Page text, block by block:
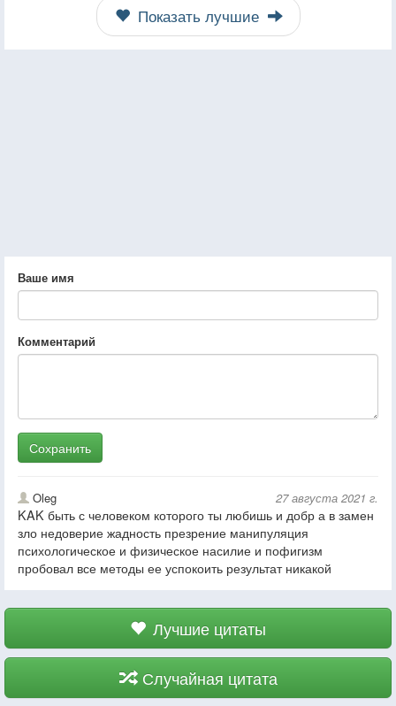
Показать лучшие
Ваше имя
Комментарий
Сохранить
Oleg 27 августа 2021 г.
KAK быть с человеком которого ты любишь и добр а в замен
зло недоверие жадность презрение манипуляция
психологическое и физическое насилие и пофигизм
пробовал все методы ее успокоить результат никакой
Лучшие цитаты
Случайная цитата